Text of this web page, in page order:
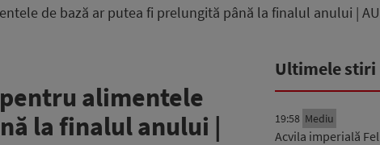
de bază ar putea fi prelungită până la finalul anului |
alimentele
la finalul anului |
Ultimele stiri
19:58 Mediu
Acvila imperială